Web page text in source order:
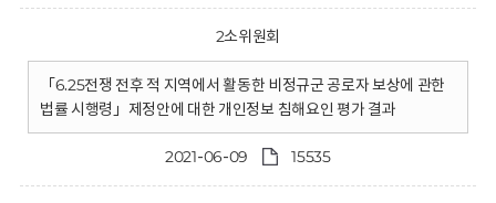
2소위원회
「6.25전쟁 전후 적 지역에서 활동한 비정규군 공로자 보상에 관한
법률 시행령」제정안에 대한 개인정보 침해요인 평가 결과
2021-06-09 15535